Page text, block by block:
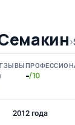
›
-/10
2012 года